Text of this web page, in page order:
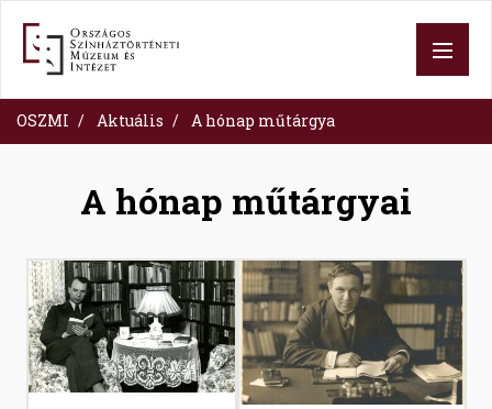
tartalomra
OSZMI Aktuális A hónap műtárgya
A hónap műtárgyai
Image Image